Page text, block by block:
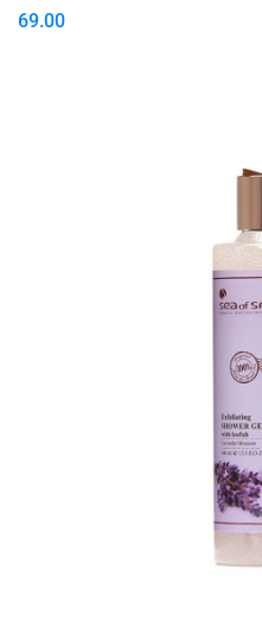
69.00